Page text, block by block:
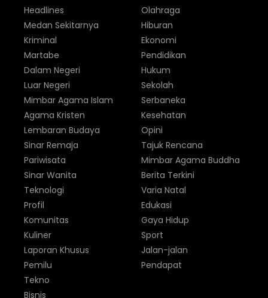
Headlines
Medan Sekitarnya
Kriminal
Martabe
Dalam Negeri
Luar Negeri
Olahraga
Hiburan
Ekonomi
Pendidikan
Hukum
Sekolah
Mimbar Agama Islam
Agama Kristen
Lembaran Budaya
Sinar Remaja
Pariwisata
Sinar Wanita
Serbaneka
Kesehatan
Opini
Tajuk Rencana
Mimbar Agama Buddha
Berita Terkini
Teknologi
Profil
Komunitas
Kuliner
Laporan Khusus
Pemilu
Varia Natal
Edukasi
Gaya Hidup
Sport
Jalan-jalan
Pendapat
Tekno
Bisnis